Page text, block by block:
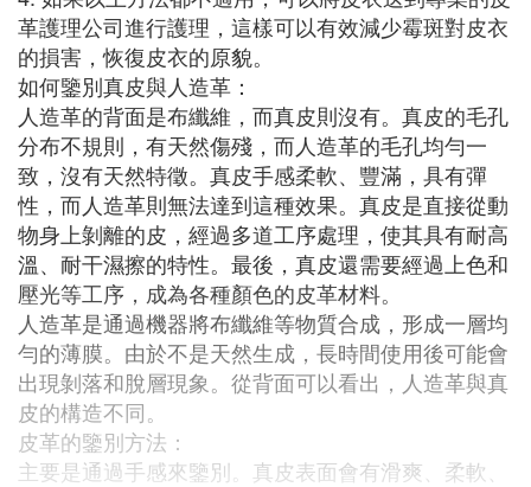
革護理公司進行護理，這樣可以有效減少霉斑對皮衣
的損害，恢復皮衣的原貌。
如何鑒別真皮與人造革：
人造革的背面是布纖維，而真皮則沒有。真皮的毛孔
分布不規則，有天然傷殘，而人造革的毛孔均勻一
致，沒有天然特徵。真皮手感柔軟、豐滿，具有彈
性，而人造革則無法達到這種效果。真皮是直接從動
物身上剝離的皮，經過多道工序處理，使其具有耐高
溫、耐干濕擦的特性。最後，真皮還需要經過上色和
壓光等工序，成為各種顏色的皮革材料。
人造革是通過機器將布纖維等物質合成，形成一層均
勻的薄膜。由於不是天然生成，長時間使用後可能會
出現剝落和脫層現象。從背面可以看出，人造革與真
皮的構造不同。
皮革的鑒別方法：
主要是通過手感來鑒別。真皮表面會有滑爽、柔軟、